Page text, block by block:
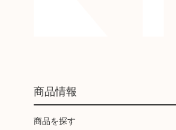
商品情報
商品を探す